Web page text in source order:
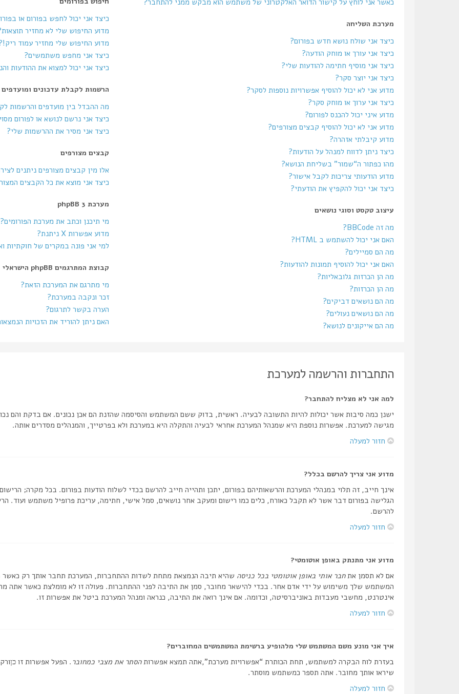
מערכת השליחה
כיצד אני שולח נושא חדש בפורום?
כיצד אני עורך או מוחק הודעה?
כיצד אני מוסיף חתימה להודעות שלי?
כיצד אני יוצר סקר?
מדוע אני לא יכול להוסיף אפשרויות נוספות לסקר?
כיצד אני ערוך או מוחק סקר?
מדוע איני יכול להכנס לפורום?
מדוע אני לא יכול להוסיף קבצים מצורפים?
מדוע קיבלתי אזהרה?
כיצד ניתן לדווח למנהל על הודעות?
מהו כפתור ה“שמור” בשליחת הנושא?
מדוע הודעותי צריכות לקבל אישור?
כיצד אני יכול להקפיץ את הודעתי?
עיצוב טקסט וסוגי נושאים
מה זה BBCode?
האם אני יכול להשתמש ב HTML?
מה הם סמיילים?
האם אני יכול להוסיף תמונות להודעות?
מה הן הכרזות גלובאליות?
מה הן הכרזות?
מה הם נושאים דביקים?
מה הם נושאים נעולים?
מה הם אייקונים לנושא?
כיצד אני יכול לחפש בפורום או
מדוע החיפוש שלי לא מחזיר
מדוע החיפוש שלי מחזיר עמוד
כיצד אני מחפש משתמשים?
כיצד אני יכול למצוא את ההודעות
הרשמות לקבלת עדכונים ומועדפים
מה ההבדל בין מועדפים והרשמות
כיצד אני נרשם לנושא או לפורום
כיצד אני מסיר את ההרשמות שלי?
קבצים מצורפים
אלו מין קבצים מצורפים ניתנים
כיצד אני מוצא את כל הקבצים
מערכת phpBB 3
מי תיכנן וכתב את מערכת הפורומים?
מדוע אפשרות X ניתנת?
למי אני פונה במקרים של חוקתיות
קבוצת המתרגמים phpBB הישראלי
מי מתרגם את המערכת הזאת?
זכר ונקבה במערכת?
הערה בקשר לתרגום?
האם ניתן להוריד את הזכויות
התחברות והרשמה למערכת
למה אני לא מצליח להתחבר?
ישנן כמה סיבות אשר יכולות להיות התשובה לבעיה. ראשית, בדוק ששם המשתמש והסיסמה שהזנת הם אכן נכונים. אם בדקת והם
מגישה למערכת. אפשרות נוספת היא שמנהל המערכת אחראי לבעיה והתקלה היא במערכת ולא בפרטייך, והמנהלים מסדרים אותה.
חזור למעלה
מדוע אני צריך להרשם בכלל?
אינך חייב, זה תלוי במנהלי המערכת והרשאותיהם בפורום, יתכן ותהייה חייב להרשם בכדי לשלוח הודעות בפורום. בכל מקרה;
הגלישה בפורום דבר אשר לא תקבל כאורח, כלים כמו רישום ומעקב אחר נושאים, סמל אישי, חתימה, עריכת פרופיל משתמש ועוד.
להרשם.
חזור למעלה
מדוע אני מתנתק באופן אוטומטי?
אם לא תסמן אתחבר אותי באופן אוטומטי בכל כניסה שהיא תיבה הנמצאת מתחת לשדות ההתחברות, המערכת תחבר אותך רק כאשר
המשתמש שלך משימוש על ידי אדם אחר. בכדי להישאר מחובר, סמן את התיבה לפני ההתחברות. פעולה זו לא מומלצת כאשר אתה
אינטרנט, מחשבי מעבדות באוניברסיטה, וכדומה. אם אינך רואה את התיבה, כנראה ומנהל המערכת ביטל את אפשרות זו.
חזור למעלה
איך אני מונע משם המשתמש שלי מלהופיע ברשימת המשתמשים המחוברים?
בעזרת לוח הבקרה למשתמש, תחת הכותרת “אפשרויות מערכת”,אתה תמצא אפשרותהסתר את מצבי כמחובר . הפעל אפשרות זו כן
שיראו אותך מחובר. אתה תספר כמשתמש מוסתר.
חזור למעלה